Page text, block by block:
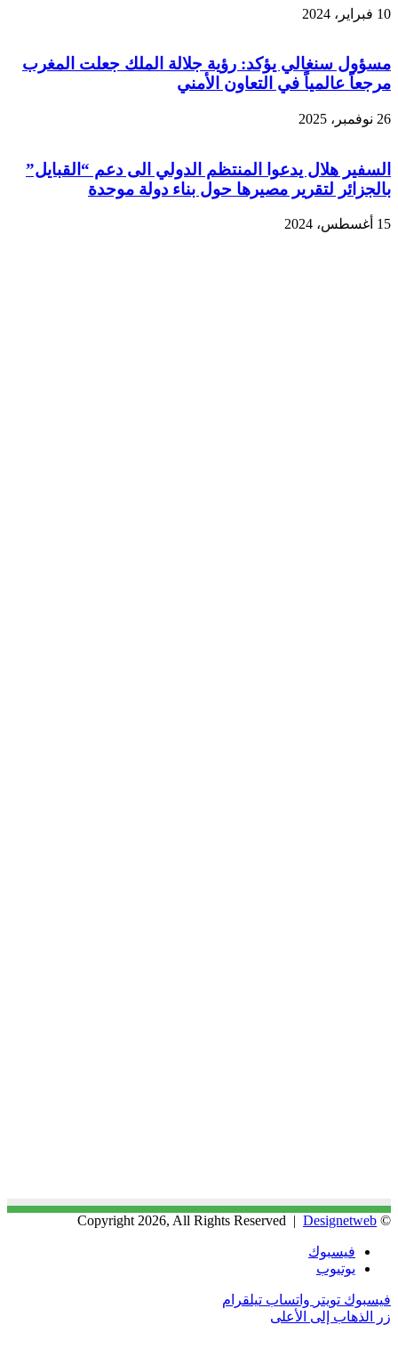
10 فبراير، 2024
مسؤول سنغالي يؤكد: رؤية جلالة الملك جعلت المغرب
مرجعاً عالمياً في التعاون الأمني
26 نوفمبر، 2025
السفير هلال يدعوا المنتظم الدولي الى دعم “القبايل”
بالجزائر لتقرير مصيرها حول بناء دولة موحدة
15 أغسطس، 2024
© Copyright 2026, All Rights Reserved |
Designetweb
فيسبوك
يوتيوب
فيسبوك تويتر واتساب تيلقرام
زر الذهاب إلى الأعلى